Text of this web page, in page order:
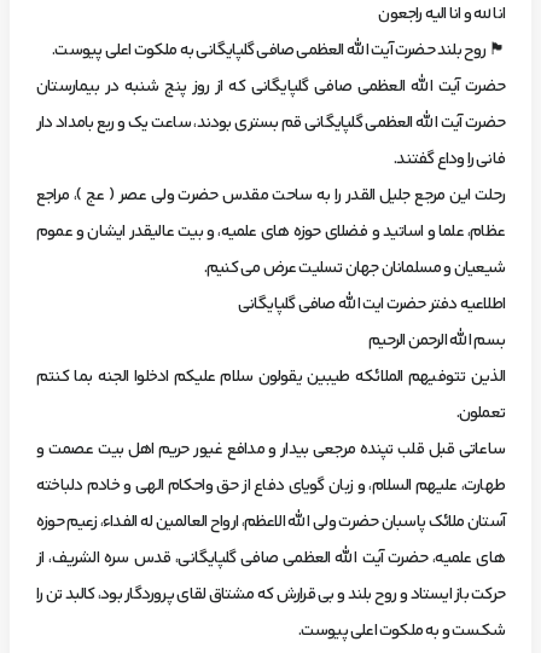
انا لله و انا الیه راجعون
🏴 روح بلند حضرت آیت الله العظمی صافی گلپایگانی به ملکوت اعلی پیوست.
حضرت آیت الله العظمی صافی گلپایگانی که از روز پنج شنبه در بیمارستان
حضرت آیت الله العظمی گلپایگانی قم بستری بودند، ساعت یک و ربع بامداد دار
فانی را وداع گفتند.
رحلت این مرجع جلیل القدر را به ساحت مقدس حضرت ولی عصر ( عج )، مراجع
عظام، علما و اساتید و فضلای حوزه های علمیه، و بیت عالیقدر ایشان و عموم
شیعیان و مسلمانان جهان تسلیت عرض می کنیم.
اطلاعیه دفتر حضرت ایت الله صافی گلپایگانی
بسم الله الرحمن الرحیم
الذین تتوفیهم الملائکه طیبین یقولون سلام علیکم ادخلوا الجنه بما کنتم
تعملون.
ساعاتی قبل قلب تپنده مرجعی بیدار و مدافع غیور حریم اهل بیت عصمت و
طهارت، علیهم السلام، و زبان گویای دفاع از حق واحکام الهی و خادم دلباخته
آستان ملائک پاسبان حضرت ولی الله الاعظم، ارواح العالمین له الفداء، زعیم حوزه
های علمیه، حضرت آیت الله العظمی صافی گلپایگانی، قدس سره الشریف، از
حرکت باز ایستاد و روح بلند و بی قرارش که مشتاق لقای پروردگار بود، کالبد تن را
شکست و به ملکوت اعلی پیوست.